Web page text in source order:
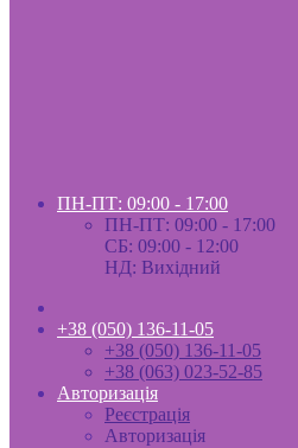
ПН-ПТ: 09:00 - 17:00
ПН-ПТ: 09:00 - 17:00
СБ: 09:00 - 12:00
НД: Вихідний
+38 (050) 136-11-05
+38 (050) 136-11-05
+38 (063) 023-52-85
Авторизація
Реєстрація
Авторизація